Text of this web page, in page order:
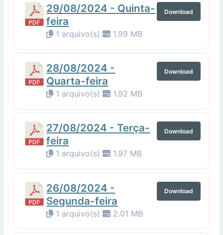
29/08/2024 - Quinta-
feira
1 arquivo(s) 1.99 MB
Download
28/08/2024 -
Quarta-feira
1 arquivo(s) 1.92 MB
Download
27/08/2024 - Terça-
feira
1 arquivo(s) 1.97 MB
Download
26/08/2024 -
Segunda-feira
1 arquivo(s) 2.01 MB
Download